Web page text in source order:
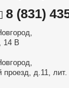
8 (831)
14 В
проезд, д.11,